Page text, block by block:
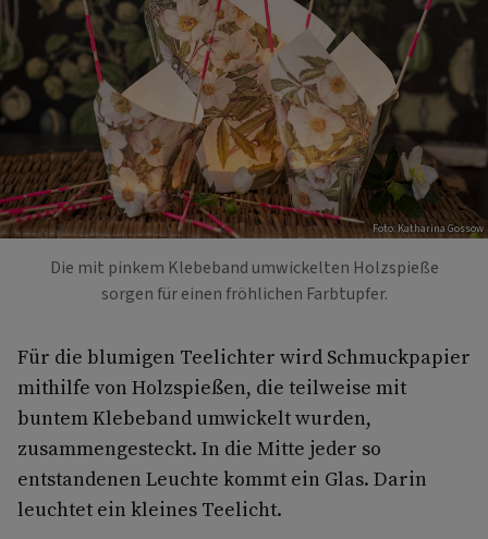
Foto: Katharina Gossow
Die mit pinkem Klebeband umwickelten Holzspieße
sorgen für einen fröhlichen Farbtupfer.
Für die blumigen Teelichter wird Schmuckpapier
mithilfe von Holzspießen, die teilweise mit
buntem Klebeband umwickelt wurden,
zusammengesteckt. In die Mitte jeder so
entstandenen Leuchte kommt ein Glas. Darin
leuchtet ein kleines Teelicht.